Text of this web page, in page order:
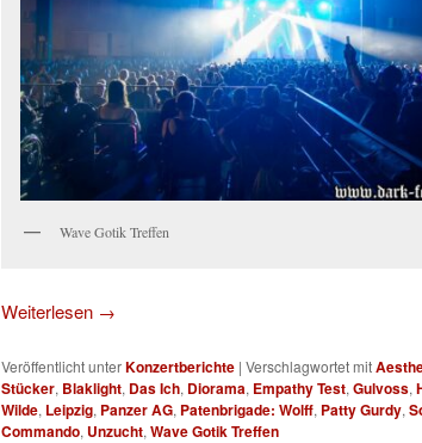
Wave Gotik Treffen
Weiterlesen →
Veröffentlicht unterKonzertberichte | Verschlagwortet mit
Stücker, Blaklight, Das Ich, Diorama, Empathy Test, Gulvoss,
Wilde, Leipzig, Panzer AG, Patenbrigade: Wolff, Patty Gurdy,
Commando, Unzucht, Wave Gotik Treffen